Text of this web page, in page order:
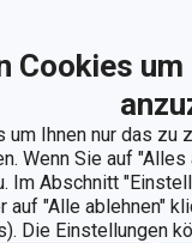
Cookies
um Ihnen nur das zu
Wenn Sie auf
Im Abschnitt
auf "Alle ablehnen"
Die Einstellungen